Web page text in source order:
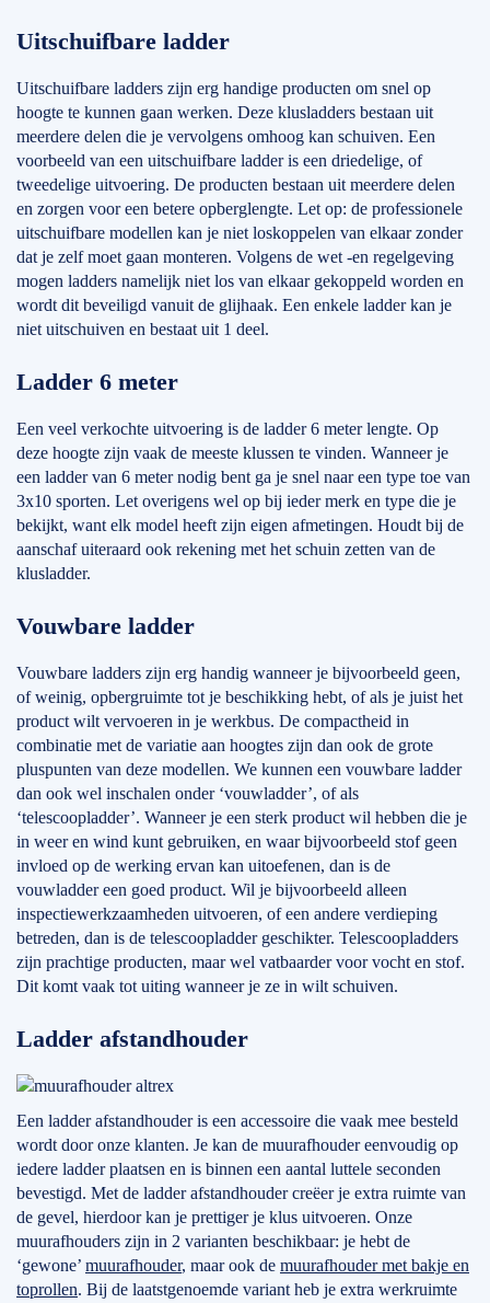
Uitschuifbare ladder
Uitschuifbare ladders zijn erg handige producten om snel op
hoogte te kunnen gaan werken. Deze klusladders bestaan uit
meerdere delen die je vervolgens omhoog kan schuiven. Een
voorbeeld van een uitschuifbare ladder is een driedelige, of
tweedelige uitvoering. De producten bestaan uit meerdere delen
en zorgen voor een betere opberglengte. Let op: de professionele
uitschuifbare modellen kan je niet loskoppelen van elkaar zonder
dat je zelf moet gaan monteren. Volgens de wet -en regelgeving
mogen ladders namelijk niet los van elkaar gekoppeld worden en
wordt dit beveiligd vanuit de glijhaak. Een enkele ladder kan je
niet uitschuiven en bestaat uit 1 deel.
Ladder 6 meter
Een veel verkochte uitvoering is de ladder 6 meter lengte. Op
deze hoogte zijn vaak de meeste klussen te vinden. Wanneer je
een ladder van 6 meter nodig bent ga je snel naar een type toe van
3x10 sporten. Let overigens wel op bij ieder merk en type die je
bekijkt, want elk model heeft zijn eigen afmetingen. Houdt bij de
aanschaf uiteraard ook rekening met het schuin zetten van de
klusladder.
Vouwbare ladder
Vouwbare ladders zijn erg handig wanneer je bijvoorbeeld geen,
of weinig, opbergruimte tot je beschikking hebt, of als je juist het
product wilt vervoeren in je werkbus. De compactheid in
combinatie met de variatie aan hoogtes zijn dan ook de grote
pluspunten van deze modellen. We kunnen een vouwbare ladder
dan ook wel inschalen onder ‘vouwladder’, of als
‘telescoopladder’. Wanneer je een sterk product wil hebben die je
in weer en wind kunt gebruiken, en waar bijvoorbeeld stof geen
invloed op de werking ervan kan uitoefenen, dan is de
vouwladder een goed product. Wil je bijvoorbeeld alleen
inspectiewerkzaamheden uitvoeren, of een andere verdieping
betreden, dan is de telescoopladder geschikter. Telescoopladders
zijn prachtige producten, maar wel vatbaarder voor vocht en stof.
Dit komt vaak tot uiting wanneer je ze in wilt schuiven.
Ladder afstandhouder
Een ladder afstandhouder is een accessoire die vaak mee besteld
wordt door onze klanten. Je kan de muurafhouder eenvoudig op
iedere ladder plaatsen en is binnen een aantal luttele seconden
bevestigd. Met de ladder afstandhouder creëer je extra ruimte van
de gevel, hierdoor kan je prettiger je klus uitvoeren. Onze
muurafhouders zijn in 2 varianten beschikbaar: je hebt de
‘gewone’ muurafhouder, maar ook de muurafhouder met bakje en
toprollen. Bij de laatstgenoemde variant heb je extra werkruimte